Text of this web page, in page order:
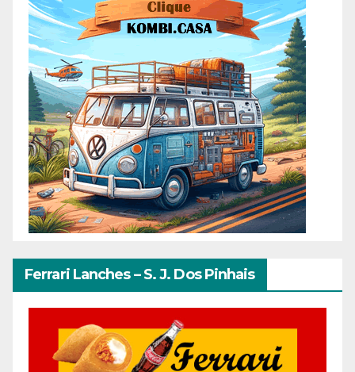
Ferrari Lanches – S. J. Dos Pinhais